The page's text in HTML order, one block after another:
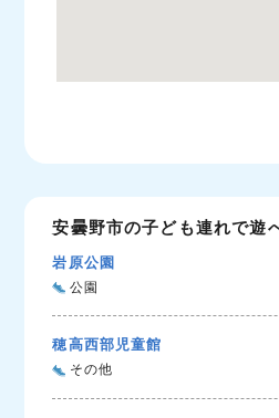
安曇野市の子ども連れで遊
岩原公園
公園
穂高西部児童館
その他